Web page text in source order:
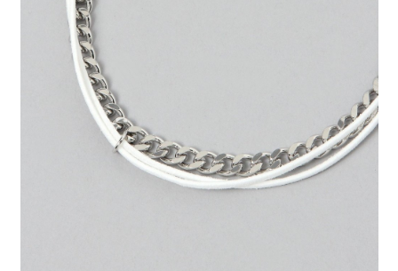
用戶於交易時，得透過本服務購買商品或服務，並由商店將買賣／分期付款
買賣價金債權讓與本公司後，依約使用本公司帳單繳交帳款。
2.基於同意付款使用「大哥付你分期」之契約關係目的，商店將以您的個人
資料（包含姓名、電話或地址）提供予台灣大哥大進項蒐集、處理及利用，
由本公司與您本人進行分期帳單所需資料之確認、核對及更正。
3.完整用戶服務條款，請詳閱以下連結：
購買商品的店家。未經商家同意取消之訂單仍視為有效，需透過AFTEE先享
後付繳納相關費用。
※ 交易是否成功請以「AFTEE先享後付 」之結帳頁面顯示為準，若有關於
是否繳費成功／繳費後需取消欲退款等相關疑問，請聯繫「AFTEE先享後付
客戶支援中心」https://netprotections.freshdesk.com/support/home
１．透過由恩沛科技股份有限公司提供之「AFTEE先享後付」服務完成之交
易，需依本服務之必要範圍內提供個人資料，並將交易相關給付款項請求債
權轉讓予恩沛科技股份有限公司。
２．關於個人資料處理事宜，請瀏覽以下網址：https://aftee.tw/terms/#terms3
３．未成年的使用者請事先徵得法定代理人或監護人之同意方可使用
付款後 7-11取貨
每筆NT$80，滿NT$1,500(含以上)免運費
每筆NT$80，滿NT$1,500(含以上)免運費